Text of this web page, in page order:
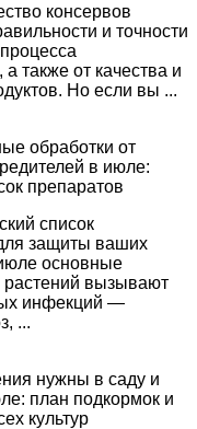
консервов
и точности
а также от качества и
Но если вы ...
обработки от
в июле:
препаратов
список
защиты ваших
основные
растений вызывают
инфекций —
...
нужны в саду и
план подкормок и
культур